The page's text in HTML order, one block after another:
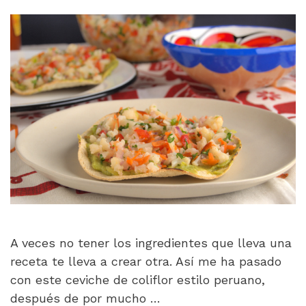
A veces no tener los ingredientes que lleva una
receta te lleva a crear otra. Así me ha pasado
con este ceviche de coliflor estilo peruano,
después de por mucho …